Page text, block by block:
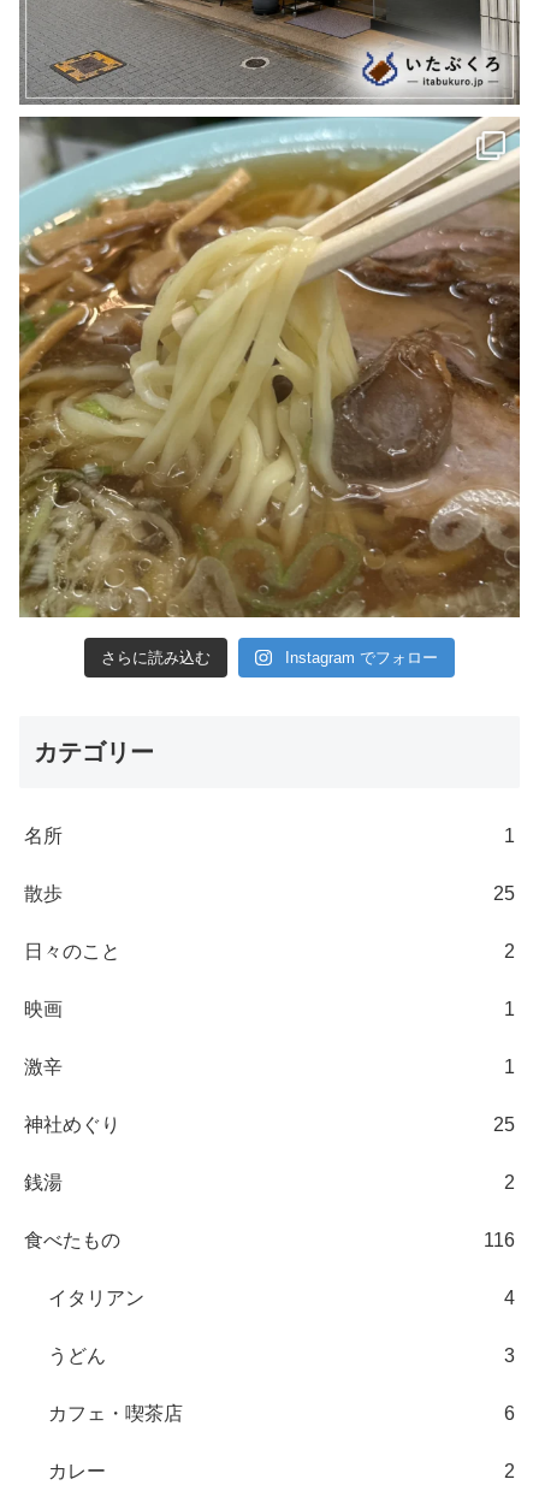
さらに読み込む Instagram でフォロー
カテゴリー
名所 1
散歩 25
日々のこと 2
映画 1
激辛 1
神社めぐり 25
銭湯 2
食べたもの 116
イタリアン 4
うどん 3
カフェ・喫茶店 6
カレー 2